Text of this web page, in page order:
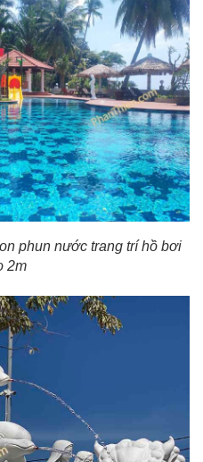
phun nước trang trí hồ bơi
2m